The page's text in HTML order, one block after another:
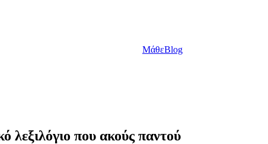
ΜάθεBlog
λεξιλόγιο που ακούς παντού